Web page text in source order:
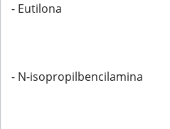
- Eutilona
- N-isopropilbencilamina